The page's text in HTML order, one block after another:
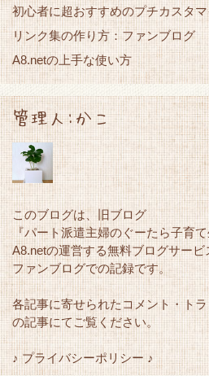
初心者に超おすすめのプチカスタ
リンク集の作り方：ファンブログ
A8.netの上手な使い方
管理人:かこ
このブログは、旧ブログ
『パート派遣主婦のぐーたら子育て
A8.netの運営する無料ブログサービ
ファンブログでの記録です。
各記事に寄せられたコメント・ト
の記事にてご覧ください。
♪ プライバシーポリシー ♪